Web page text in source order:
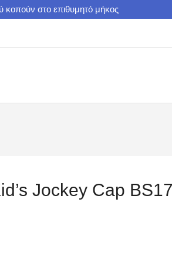
κοπούν στο επιθυμητό μήκος
Jockey Cap